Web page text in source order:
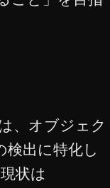
、オブジェク
検出に特化し
状は